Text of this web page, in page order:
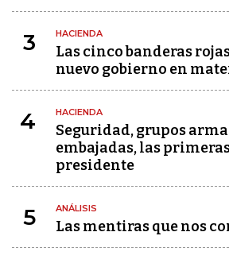
3 HACIENDA
Las cinco banderas
nuevo gobierno en
4 HACIENDA
Seguridad, grupos
embajadas, las
presidente
5 ANÁLISIS
Las mentiras que nos